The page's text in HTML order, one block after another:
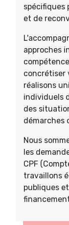
spécifiques
et de
approches
concrétiser
réalisons
individuels
des
démarches
Nous
les
CPF
travaillons
publiques